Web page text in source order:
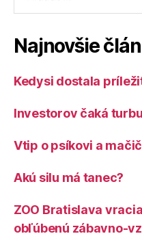
Najnovšie
Kedysi dostala
Investorov čaká
Vtip o psíkovi a
Akú silu má tanec?
ZOO Bratislava
obľúbenú zábavno-